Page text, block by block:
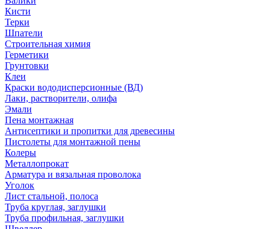
Кисти
Терки
Шпатели
Строительная химия
Герметики
Грунтовки
Клеи
Краски вододисперсионные (ВД)
Лаки, растворители, олифа
Эмали
Пена монтажная
Антисептики и пропитки для древесины
Пистолеты для монтажной пены
Колеры
Металлопрокат
Арматура и вязальная проволока
Уголок
Лист стальной, полоса
Труба круглая, заглушки
Труба профильная, заглушки